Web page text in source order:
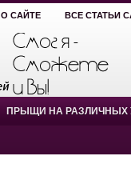
О САЙТЕ ВСЕ СТАТЬИ
ПРЫЩИ НА РАЗЛИЧНЫХ